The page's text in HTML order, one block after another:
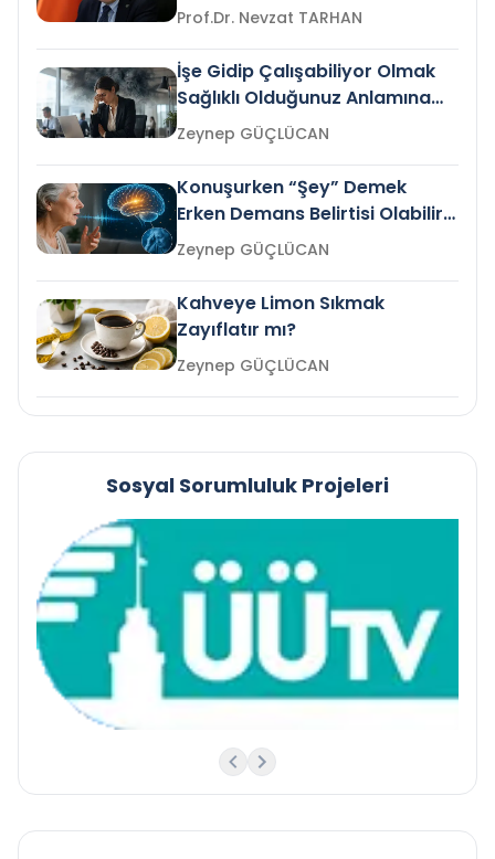
Prof.Dr. Nevzat TARHAN
İşe Gidip Çalışabiliyor Olmak
Sağlıklı Olduğunuz Anlamına
Gelir mi?Zeynep GÜÇLÜCAN
Konuşurken “Şey” Demek
Erken Demans Belirtisi Olabilir
mi?
Zeynep GÜÇLÜCAN
Kahveye Limon Sıkmak
Zayıflatır mı?
Zeynep GÜÇLÜCAN
Sosyal Sorumluluk Projeleri